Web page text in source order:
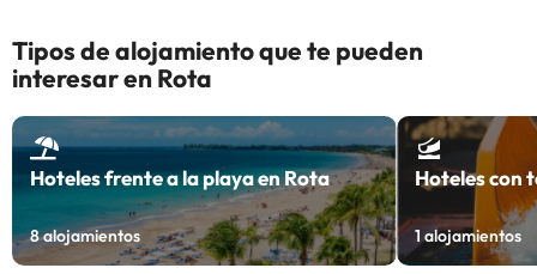
Tipos de alojamiento que te pueden
interesar en Rota
Hoteles frente a la playa en Rota
8alojamientos
Hoteles con
1 alojamientos